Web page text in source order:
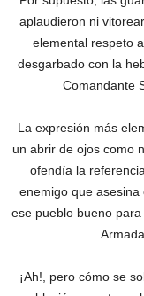
aplaudieron ni
elemental respeto
desgarbado con la
Comandante
La expresión más
un abrir de ojos como
ofendía la
enemigo que
ese pueblo bueno
¡Ah!, pero cómo se